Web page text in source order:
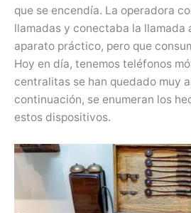
que se encendía. La operadora
llamadas y conectaba la llamada
aparato práctico, pero que
Hoy en día, tenemos teléfonos
centralitas se han quedado muy
continuación, se enumeran los
estos dispositivos.